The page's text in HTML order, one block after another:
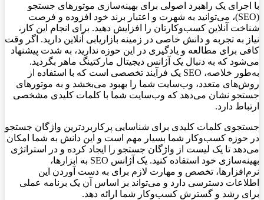
با اجرای یک راهبرد اصولی برای بهینه‌سازی موتورهای جستجو
(SEO)، می‌توانید به شهرت و اعتبار برند خود افزوده و فرصت
شناخت آنلاین کسب‌و‌کارتان را افزایش دهید. برای انجام این کار،
نیاز به تجربه و دانش خاصی در زمینه بازاریابی آنلاین دارید. اگر وقت
کافی برای مطالعه و یادگیری در این حوزه ندارید، به شدت پیشنهاد
می‌شود که به دنبال یک آژانس دیجیتال مارکتینگ ماهر بگردید.
به‌طور خلاصه، SEO یک فرآیند تخصصی است که با استفاده از
روش‌های متعدد، وب‌سایت شما را بهبود می‌بخشد و به موتورهای
جستجو نشان می‌دهد که وب‌سایت شما با کلمات کلیدی مشخصی
ارتباط دارد.
جستجوی کلمات کلیدی برای شناسایی پرکاربردترین واژگان جستجو
در حوزه کسب‌و‌کار شما بسیار مهم است و این دانش به شما امکان
می‌دهد تا یک لیست از واژگان جستجو را ایجاد کرده و در استراتژی
بهینه‌سازی خود استفاده کنید. یک آژانس SEO به ابزارها،
نرم‌افزارها، تخصص و مهارت لازم برای به دست آوردن این
اطلاعات دسترسی دارد و می‌تواند بر اساس آن یک برنامه عملی
برای رشد و گسترش کسب‌و‌کار شما ارائه دهد.